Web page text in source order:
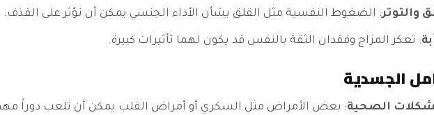
والتوتر: الضغوط النفسية مثل القلق بشأن الأداء الجنسي يمكن أن تؤثر على القذف.
: تعكر المزاج وفقدان الثقة بالنفس قد يكون لهما تأثيرات كبيرة.
الجسدية
الصحية: بعض الأمراض مثل السكري أو أمراض القلب يمكن أن تلعب دوراً